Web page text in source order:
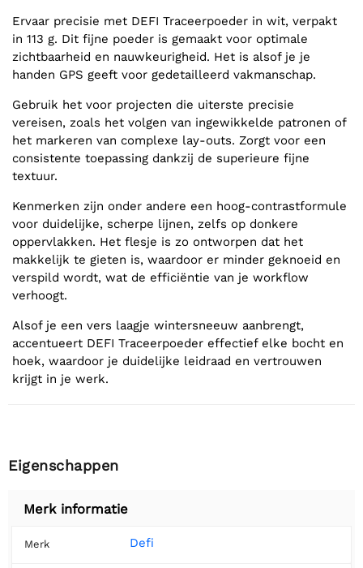
Ervaar precisie met DEFI Traceerpoeder in wit, verpakt
in 113 g. Dit fijne poeder is gemaakt voor optimale
zichtbaarheid en nauwkeurigheid. Het is alsof je je
handen GPS geeft voor gedetailleerd vakmanschap.
Gebruik het voor projecten die uiterste precisie
vereisen, zoals het volgen van ingewikkelde patronen of
het markeren van complexe lay-outs. Zorgt voor een
consistente toepassing dankzij de superieure fijne
textuur.
Kenmerken zijn onder andere een hoog-contrastformule
voor duidelijke, scherpe lijnen, zelfs op donkere
oppervlakken. Het flesje is zo ontworpen dat het
makkelijk te gieten is, waardoor er minder geknoeid en
verspild wordt, wat de efficiëntie van je workflow
verhoogt.
Alsof je een vers laagje wintersneeuw aanbrengt,
accentueert DEFI Traceerpoeder effectief elke bocht en
hoek, waardoor je duidelijke leidraad en vertrouwen
krijgt in je werk.
Eigenschappen
Merk informatie
Merk Defi